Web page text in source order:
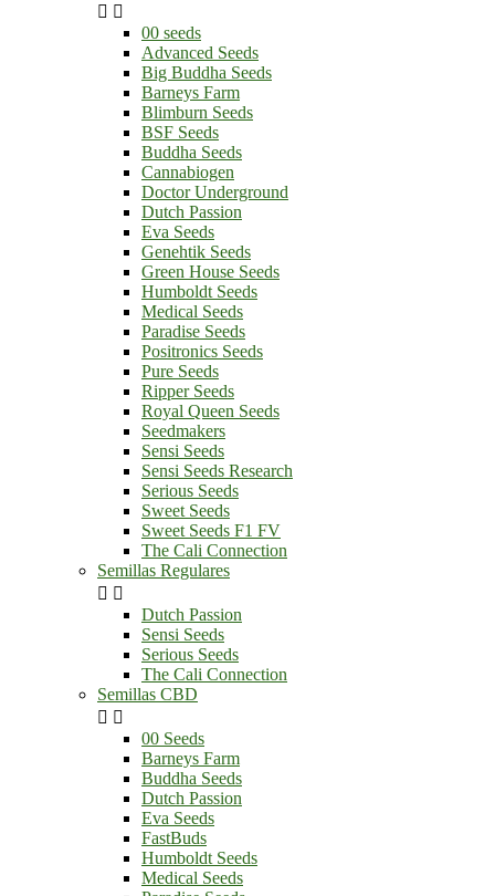
 
00 seeds
Advanced Seeds
Big Buddha Seeds
Barneys Farm
Blimburn Seeds
BSF Seeds
Buddha Seeds
Cannabiogen
Doctor Underground
Dutch Passion
Eva Seeds
Genehtik Seeds
Green House Seeds
Humboldt Seeds
Medical Seeds
Paradise Seeds
Positronics Seeds
Pure Seeds
Ripper Seeds
Royal Queen Seeds
Seedmakers
Sensi Seeds
Sensi Seeds Research
Serious Seeds
Sweet Seeds
Sweet Seeds F1 FV
The Cali Connection
Semillas Regulares
 
Dutch Passion
Sensi Seeds
Serious Seeds
The Cali Connection
Semillas CBD
 
00 Seeds
Barneys Farm
Buddha Seeds
Dutch Passion
Eva Seeds
FastBuds
Humboldt Seeds
Medical Seeds